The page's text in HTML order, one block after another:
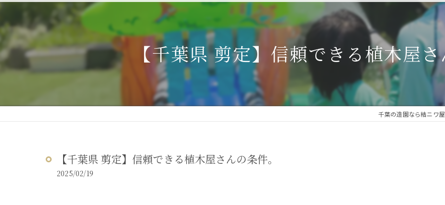
【千葉県 剪定】信頼できる植木屋
千葉の造園なら結ニワ屋
【千葉県 剪定】信頼できる植木屋さんの条件。
2025/02/19